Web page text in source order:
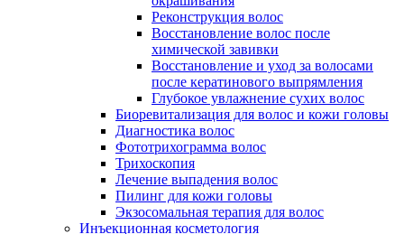
Реконструкция волос
Восстановление волос после
химической завивки
Восстановление и уход за волосами
после кератинового выпрямления
Глубокое увлажнение сухих волос
Биоревитализация для волос и кожи головы
Диагностика волос
Фототрихограмма волос
Трихоскопия
Лечение выпадения волос
Пилинг для кожи головы
Экзосомальная терапия для волос
Инъекционная косметология